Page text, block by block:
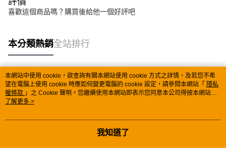
喜歡這個商品嗎？購買後給他一個好評吧
本分類熱銷全站排行
熱門標籤
本網站中使用 cookie，欲查詢有關本網站使用 cookie 方式之詳情，及若您不希
望在電腦上使用 cookie 時應如何變更電腦的 cookie 設定，請參閱本網站「 隱私
權條款 」之 Cookie 聲明。您繼續使用本網站即表示您同意本公司得按本網站使
用條款之 Cookie 聲明使用 cookie。
了解更多 >
我知道了